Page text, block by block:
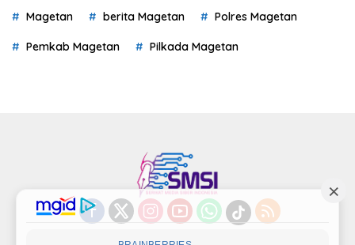
Magetan berita Magetan Polres Magetan
Pemkab Magetan Pilkada Magetan